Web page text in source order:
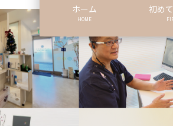
移
動
ン
に
移
動
ホーム
HOME
初め